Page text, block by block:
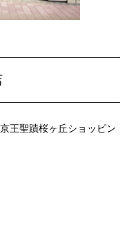
聖蹟桜ヶ丘ショッピン